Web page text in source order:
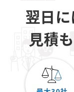
翌日
見積